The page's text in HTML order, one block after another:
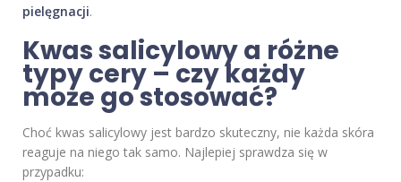
pielęgnacji.
Kwas salicylowy a różne
typy cery – czy każdy
może go stosować?
Choć kwas salicylowy jest bardzo skuteczny, nie każda skóra
reaguje na niego tak samo. Najlepiej sprawdza się w
przypadku: